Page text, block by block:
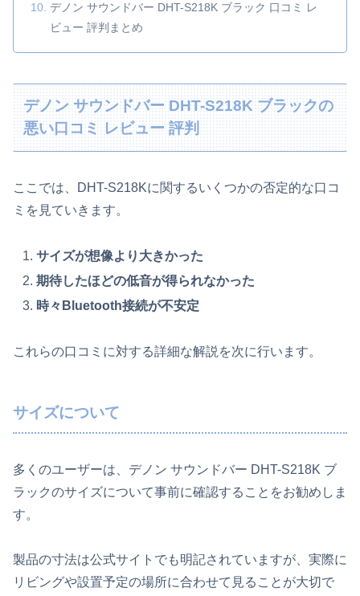
デノン サウンドバー DHT-S218K ブラック 口コミ レ
ビュー 評判まとめ
デノン サウンドバー DHT-S218K ブラックの
悪い口コミ レビュー 評判
ここでは、DHT-S218Kに関するいくつかの否定的な口コ
ミを見ていきます。
サイズが想像より大きかった
期待したほどの低音が得られなかった
時々Bluetooth接続が不安定
これらの口コミに対する詳細な解説を次に行います。
サイズについて
多くのユーザーは、デノン サウンドバー DHT-S218K ブ
ラックのサイズについて事前に確認することをお勧めしま
す。
製品の寸法は公式サイトでも明記されていますが、実際に
リビングや設置予定の場所に合わせて見ることが大切で